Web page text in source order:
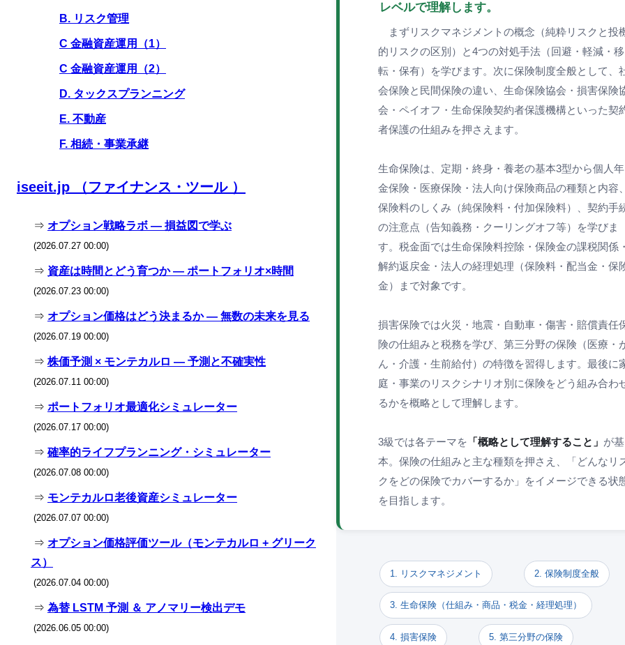
レベルで理解します。
まずリスクマネジメントの概念（純粋リスクと投
的リスクの区別）と4つの対処手法（回避・軽減・移
転・保有）を学びます。次に保険制度全般として、
会保険と民間保険の違い、生命保険協会・損害保険
会・ペイオフ・生命保険契約者保護機構といった契
者保護の仕組みを押さえます。
生命保険は、定期・終身・養老の基本3型から個人年
金保険・医療保険・法人向け保険商品の種類と内容
保険料のしくみ（純保険料・付加保険料）、契約手
の注意点（告知義務・クーリングオフ等）を学びま
す。税金面では生命保険料控除・保険金の課税関係
解約返戻金・法人の経理処理（保険料・配当金・保
金）まで対象です。
損害保険では火災・地震・自動車・傷害・賠償責任
険の仕組みと税務を学び、第三分野の保険（医療・
ん・介護・生前給付）の特徴を習得します。最後に
庭・事業のリスクシナリオ別に保険をどう組み合わ
るかを概略として理解します。
3級では各テーマを 「概略として理解すること」 が基
本。保険の仕組みと主な種類を押さえ、「どんなリ
クをどの保険でカバーするか」をイメージできる状
を目指します。
1. リスクマネジメント 2. 保険制度全般
3. 生命保険（仕組み・商品・税金・経理処理）
4. 損害保険 5. 第三分野の保険
B. リスク管理
C 金融資産運用（1）
C 金融資産運用（2）
D. タックスプランニング
E. 不動産
F. 相続・事業承継
iseeit.jp （ファイナンス・ツール ）
⇒ オプション戦略ラボ — 損益図で学ぶ
(2026.07.27 00:00)
⇒ 資産は時間とどう育つか — ポートフォリオ×時間
(2026.07.23 00:00)
⇒ オプション価格はどう決まるか — 無数の未来を見る
(2026.07.19 00:00)
⇒ 株価予測 × モンテカルロ — 予測と不確実性
(2026.07.11 00:00)
⇒ ポートフォリオ最適化シミュレーター
(2026.07.17 00:00)
⇒ 確率的ライフプランニング・シミュレーター
(2026.07.08 00:00)
⇒ モンテカルロ老後資産シミュレーター
(2026.07.07 00:00)
⇒ オプション価格評価ツール（モンテカルロ + グリーク
ス）
(2026.07.04 00:00)
⇒ 為替 LSTM 予測 ＆ アノマリー検出デモ
(2026.06.05 00:00)